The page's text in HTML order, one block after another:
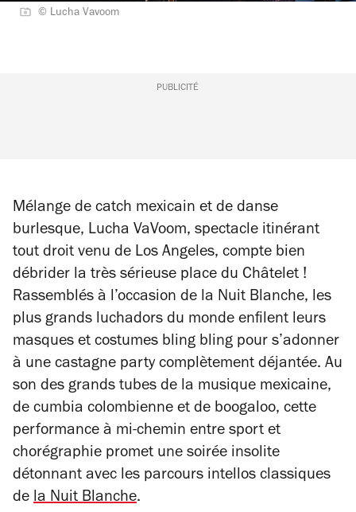
© Lucha Vavoom
PUBLICITÉ
Mélange de catch mexicain et de danse
burlesque, Lucha VaVoom, spectacle itinérant
tout droit venu de Los Angeles, compte bien
débrider la très sérieuse place du Châtelet !
Rassemblés à l’occasion de la Nuit Blanche, les
plus grands luchadors du monde enfilent leurs
masques et costumes bling bling pour s’adonner
à une castagne party complètement déjantée. Au
son des grands tubes de la musique mexicaine,
de cumbia colombienne et de boogaloo, cette
performance à mi-chemin entre sport et
chorégraphie promet une soirée insolite
détonnant avec les parcours intellos classiques
de la Nuit Blanche.